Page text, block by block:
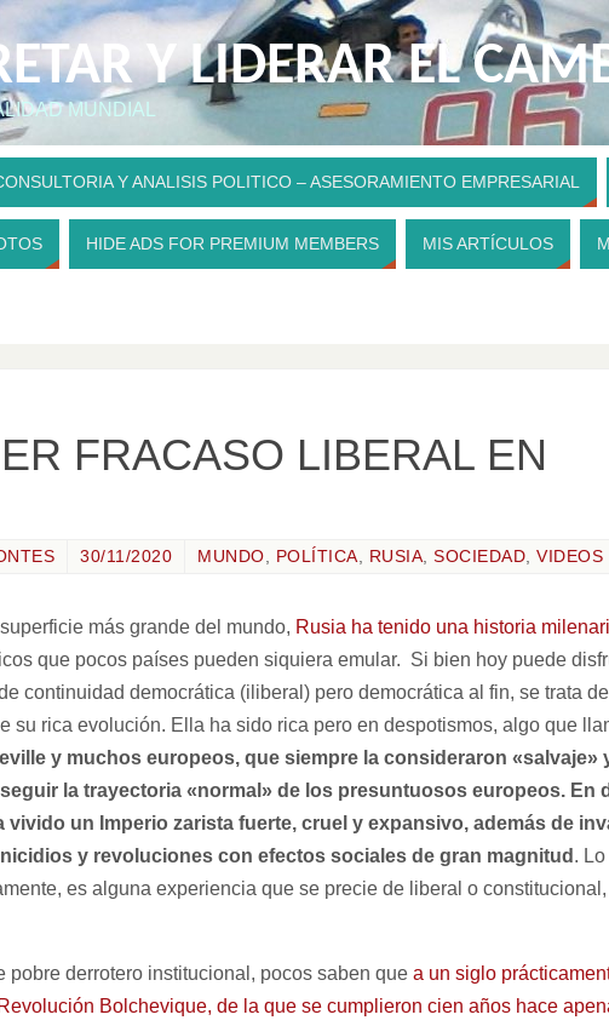
Y LIDERAR EL
MUNDIAL
Y ANALISIS POLITICO – ASESORAMIENTO EMPRESARIAL
HIDE ADS FOR PREMIUM MEMBERS MIS ARTÍCULOS
FRACASO LIBERAL EN
30/11/2020 MUNDO, POLÍTICA, RUSIA, SOCIEDAD, VIDEOS
más grande del mundo, Rusia ha tenido una historia
que pocos países pueden siquiera emular. Si bien hoy puede
continuidad democrática (iliberal) pero democrática al fin, se trata
su rica evolución. Ella ha sido rica pero en despotismos, algo que
y muchos europeos, que siempre la consideraron «salvaje»
la trayectoria «normal» de los presuntuosos europeos. En
vivido un Imperio zarista fuerte, cruel y expansivo, además de
y revoluciones con efectos sociales de gran magnitud .
es alguna experiencia que se precie de liberal o
pobre derrotero institucional, pocos saben que a un siglo
Bolchevique, de la que se cumplieron cien años hace